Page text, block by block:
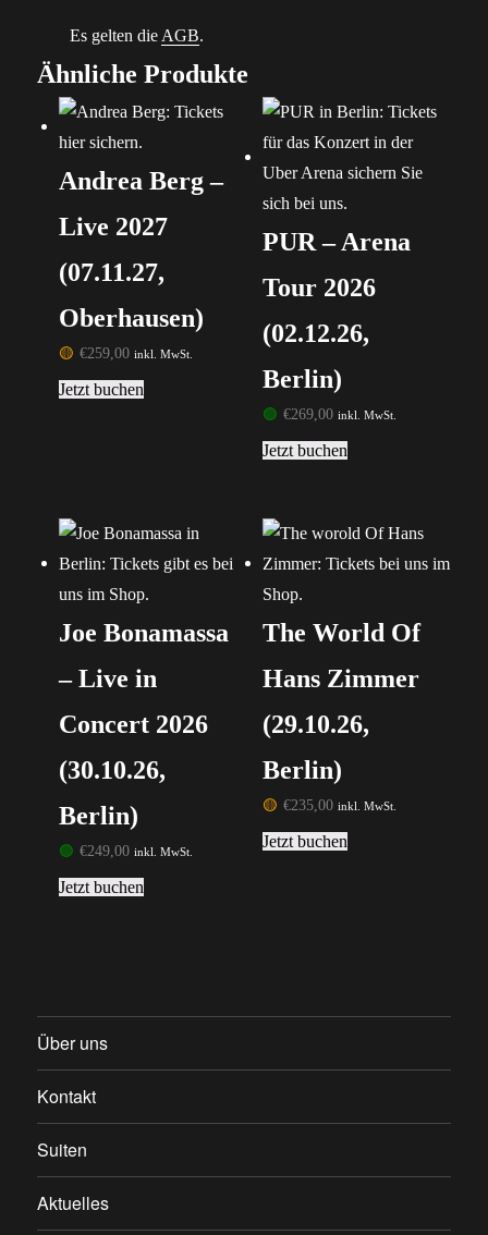
Es gelten die AGB.
Ähnliche Produkte
Andrea Berg –
Live 2027
(07.11.27,
Oberhausen)
🟡 €259,00 inkl. MwSt.
Jetzt buchen
PUR – Arena
Tour 2026
(02.12.26,
Berlin)
🟢 €269,00 inkl. MwSt.
Jetzt buchen
Joe Bonamassa
– Live in
Concert 2026
(30.10.26,
Berlin)
🟢 €249,00 inkl. MwSt.
Jetzt buchen
The World Of
Hans Zimmer
(29.10.26,
Berlin)
🟡 €235,00 inkl. MwSt.
Jetzt buchen
Über uns
Kontakt
Suiten
Aktuelles